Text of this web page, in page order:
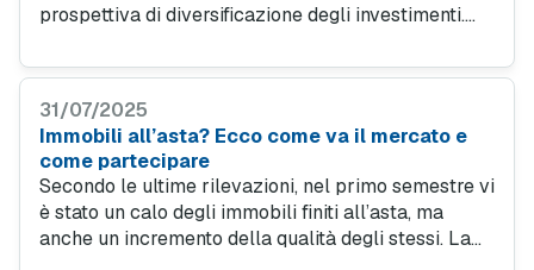
prospettiva di diversificazione degli investimenti.
soppesare. Ecco come muoversi e quali criteri
31/07/2025
Immobili all’asta? Ecco come va il mercato e
come partecipare
Secondo le ultime rilevazioni, nel primo semestre vi
è stato un calo degli immobili finiti all’asta, ma
anche un incremento della qualità degli stessi. La